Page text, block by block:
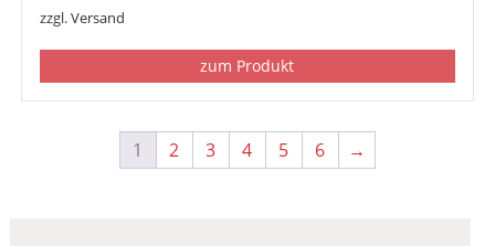
zzgl.Versand
zum Produkt
1 2 3 4 5 6 →